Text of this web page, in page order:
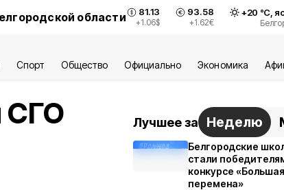
области 81.13
+1.06$
93.58
+1.62€
+20 °С,
Спорт Общество Официально Экономика
СГО
Лучшее за Неделю
Белгородские
стали
конкурсе «Большая
перемена»